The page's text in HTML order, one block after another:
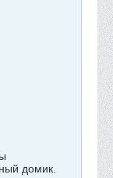
домик.